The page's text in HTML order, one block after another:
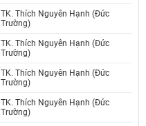
TK. Thích Nguyên Hạnh (Đức
Trường)
TK. Thích Nguyên Hạnh (Đức
Trường)
TK. Thích Nguyên Hạnh (Đức
Trường)
TK. Thích Nguyên Hạnh (Đức
Trường)